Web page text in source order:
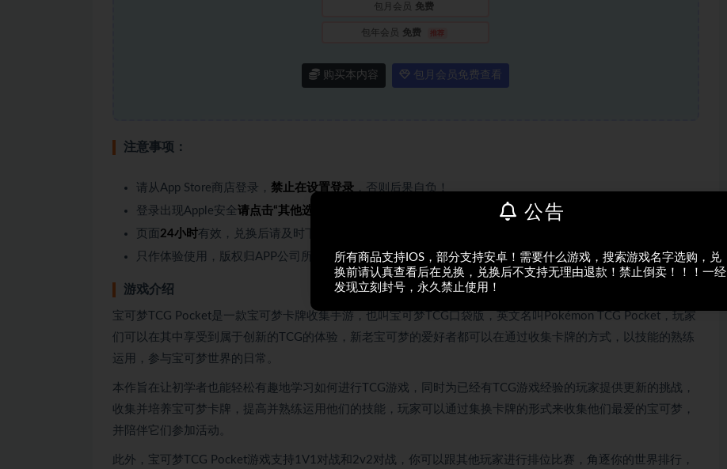
包月会员 免费
包年会员 免费 推荐
购买本内容 包月会员免费查看
注意事项：
请从App Store商店登录， 禁止在设置登录 ，否则后果自负！
登录出现Apple安全请点击“其他选项-不升级”
页面 24小时有效，兑换后请及时下载，过期不候~
只作体验使用，版权归APP公司所有。
游戏介绍
宝可梦TCG Pocket是一款宝可梦卡牌收集手游，也叫宝可梦TCG口袋版，英文名叫Pokémon TCG Pocket，玩家
们可以在其中享受到属于创新的TCG的体验，新老宝可梦的爱好者都可以在通过收集卡牌的方式，以技能的熟练
运用，参与宝可梦世界的日常。
本作旨在让初学者也能轻松有趣地学习如何进行TCG游戏，同时为已经有TCG游戏经验的玩家提供更新的挑战，
收集并培养宝可梦卡牌，提高并熟练运用他们的技能，玩家可以通过集换卡牌的形式来收集他们最爱的宝可梦，
并陪伴它们参加活动。
此外，宝可梦TCG Pocket游戏支持1V1对战和2v2对战，你可以跟其他玩家进行排位比赛，角逐你的世界排行，
公告
所有商品支持IOS，部分支持安卓！需要什么游戏，搜索游戏名字选购，兑
换前请认真查看后在兑换，兑换后不支持无理由退款！禁止倒卖！！！一经
发现立刻封号，永久禁止使用！